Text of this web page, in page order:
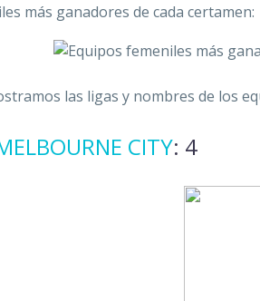
más ganadores de cada certamen:
las ligas y nombres de los
CITY: 4